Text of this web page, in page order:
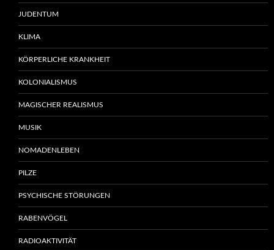
JUDENTUM
KLIMA
KÖRPERLICHE KRANKHEIT
KOLONIALISMUS
MAGISCHER REALISMUS
MUSIK
NOMADENLEBEN
PILZE
PSYCHISCHE STÖRUNGEN
RABENVÖGEL
RADIOAKTIVITÄT